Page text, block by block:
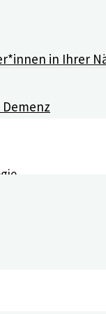
in Ihrer